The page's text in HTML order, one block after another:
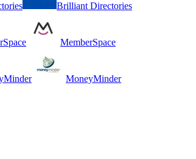
Brilliant Directories
MemberSpace
MoneyMinder